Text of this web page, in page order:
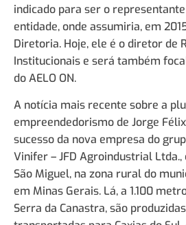
indicado para ser o
entidade, onde assumiria, em
Diretoria. Hoje, ele é o diretor de
Institucionais e será também
do AELO ON.
A notícia mais recente sobre a
empreendedorismo de Jorge
sucesso da nova empresa do
Vinifer – JFD Agroindustrial Ltda.,
São Miguel, na zona rural do
em Minas Gerais. Lá, a 1.100
Serra da Canastra, são